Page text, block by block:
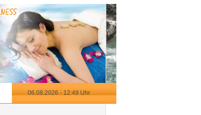
06.08.2026 - 12:49 Uhr